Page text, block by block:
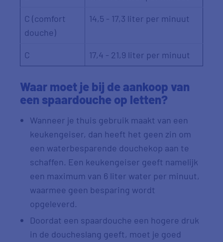
C (comfort
douche)
14,5 - 17,3 liter per minuut
C 17,4 - 21,9 liter per minuut
Waar moet je bij de aankoop van
een spaardouche op letten?
Wanneer je thuis gebruik maakt van een
keukengeiser, dan heeft het geen zin om
een waterbesparende douchekop aan te
schaffen. Een keukengeiser geeft namelijk
een maximum van 6 liter water per minuut,
waarmee geen besparing wordt
opgeleverd.
Doordat een spaardouche een hogere druk
in de doucheslang geeft, moet je goed